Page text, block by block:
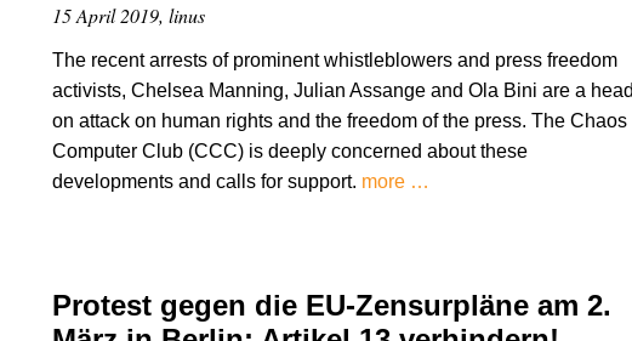
15 April 2019, linus
The recent arrests of prominent whistleblowers and press freedom
activists, Chelsea Manning, Julian Assange and Ola Bini are a
on attack on human rights and the freedom of the press. The Chaos
Computer Club (CCC) is deeply concerned about these
developments and calls for support. more …
Protest gegen die EU-Zensurpläne am 2.